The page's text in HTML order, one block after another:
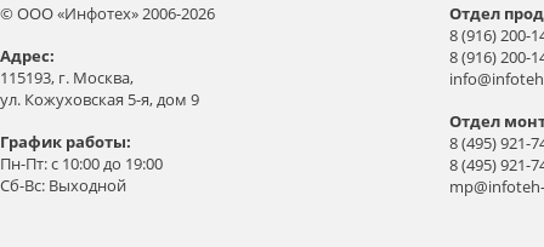
© ООО «Инфотех» 2006-2026
Aдрес:
115193, г. Москва,
ул. Кожуховская 5-я, дом 9
График работы:
Пн-Пт: с 10:00 до 19:00
Сб-Вс: Выходной
Отдел
8 (916) 200-
8 (916) 200-
Отдел
8 (495) 921-
8 (495) 921-